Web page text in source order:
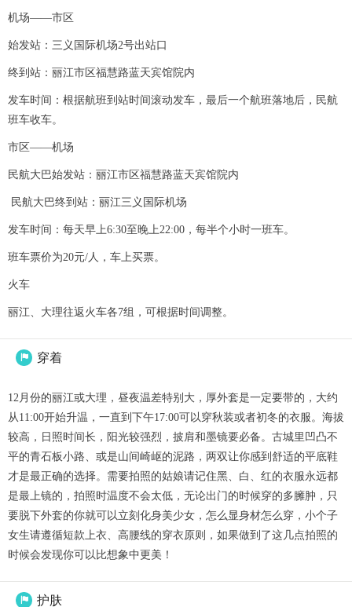
机场——市区
始发站：三义国际机场2号出站口
终到站：丽江市区福慧路蓝天宾馆院内
发车时间：根据航班到站时间滚动发车，最后一个航班落地后，民航
班车收车。
市区——机场
民航大巴始发站：丽江市区福慧路蓝天宾馆院内
民航大巴终到站：丽江三义国际机场
发车时间：每天早上6:30至晚上22:00，每半个小时一班车。
班车票价为20元/人，车上买票。
火车
丽江、大理往返火车各7组，可根据时间调整。
 穿着
12月份的丽江或大理，昼夜温差特别大，厚外套是一定要带的，大约
从11:00开始升温，一直到下午17:00可以穿秋装或者初冬的衣服。海拔
较高，日照时间长，阳光较强烈，披肩和墨镜要必备。古城里凹凸不
平的青石板小路、或是山间崎岖的泥路，两双让你感到舒适的平底鞋
才是最正确的选择。需要拍照的姑娘请记住黑、白、红的衣服永远都
是最上镜的，拍照时温度不会太低，无论出门的时候穿的多臃肿，只
要脱下外套的你就可以立刻化身美少女，怎么显身材怎么穿，小个子
女生请遵循短款上衣、高腰线的穿衣原则，如果做到了这几点拍照的
时候会发现你可以比想象中更美！
 护肤